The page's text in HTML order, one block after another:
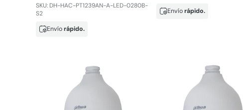
SKU: DH-HAC-PT1239AN-A-LED-0280B-
S2
Envíorápido.
Envíorápido.